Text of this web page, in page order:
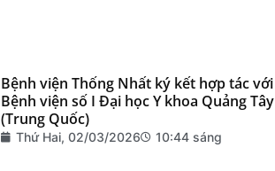
Bệnh viện Thống Nhất ký kết hợp tác với
Bệnh viện số I Đại học Y khoa Quảng Tây
(Trung Quốc)
Thứ Hai, 02/03/2026 10:44 sáng